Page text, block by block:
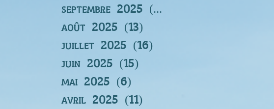
septembre 2025 (12)
août 2025 (13)
juillet 2025 (16)
juin 2025 (15)
mai 2025 (6)
avril 2025 (11)